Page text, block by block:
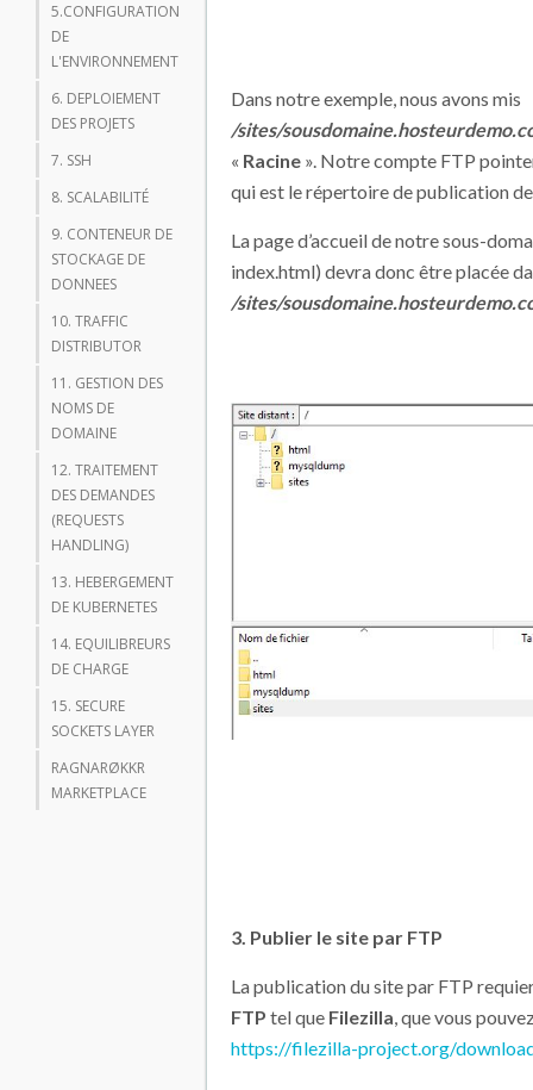
5.CONFIGURATION
DE
L'ENVIRONNEMENT
6. DEPLOIEMENT
DES PROJETS
7. SSH
8. SCALABILITÉ
9. CONTENEUR DE
STOCKAGE DE
DONNEES
10. TRAFFIC
DISTRIBUTOR
11. GESTION DES
NOMS DE
DOMAINE
12. TRAITEMENT
DES DEMANDES
(REQUESTS
HANDLING)
13. HEBERGEMENT
DE KUBERNETES
14. EQUILIBREURS
DE CHARGE
15. SECURE
SOCKETS LAYER
RAGNARØKKR
MARKETPLACE
Dans notre exemple, nous avons mis
/sites/
« Racine ». Notre compte FTP
qui est le répertoire de publication
La page d’accueil de notre sous-
index.html) devra donc être placée
/sites/
3. Publier le site par FTP
La publication du site par FTP
FTP tel que Filezilla , que vous
https://filezilla-project.org/